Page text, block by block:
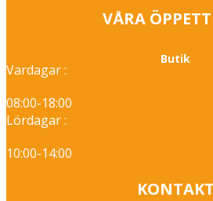
VÅRA
Butik
Vardagar :
08:00-18:00
Lördagar :
10:00-14:00
KONTAKT